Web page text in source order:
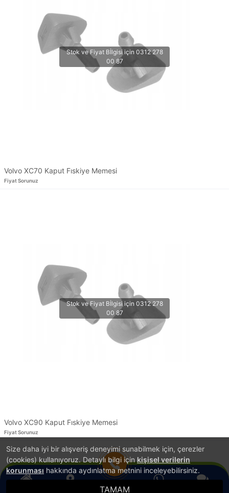
Size daha iyi bir alışveriş deneyimi sunabilmek için, çerezler
(cookies) kullanıyoruz. Detaylı bilgi için kişisel verilerin
korunması hakkında aydınlatma metnini inceleyebilirsiniz.
TAMAM
Volvo XC70 Kaput Fıskiye Memesi
Fiyat Sorunuz
Volvo XC90 Kaput Fıskiye Memesi
Fiyat Sorunuz
1